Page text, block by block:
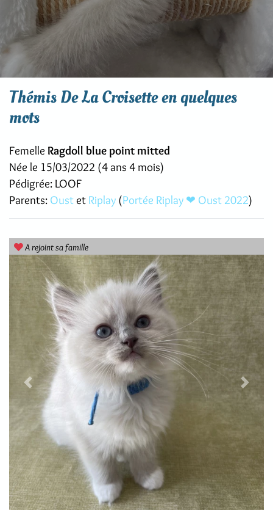
A rejoint sa famille
Previous Next
Thémis De La Croisette en quelques
mots
Femelle Ragdoll blue point mitted
Née le 15/03/2022 (4 ans 4 mois)
Pédigrée: LOOF
Parents: Oustet Riplay (Portée Riplay ❤ Oust 2022)